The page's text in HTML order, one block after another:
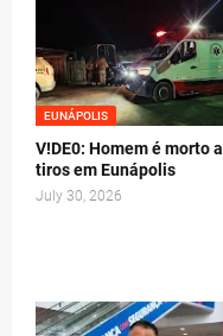
EUNÁPOLIS
V!DE0: Homem é morto a
tiros em Eunápolis
July 30, 2026